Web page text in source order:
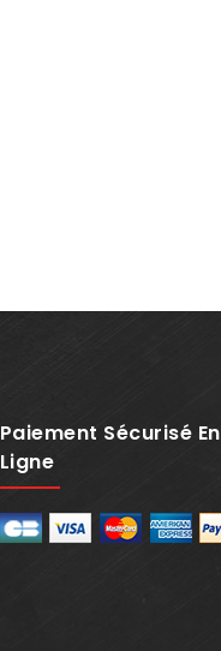
Paiement Sécurisé En
Ligne